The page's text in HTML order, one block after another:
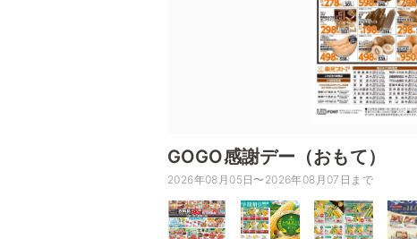
GOGO感謝デー（おもて）
2026年08月05日〜2026年08月07日まで